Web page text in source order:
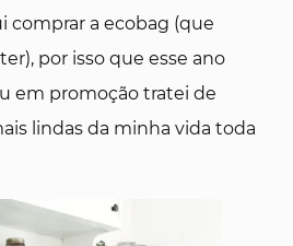
comprar a ecobag (que
por isso que esse ano
em promoção tratei de
lindas da minha vida toda